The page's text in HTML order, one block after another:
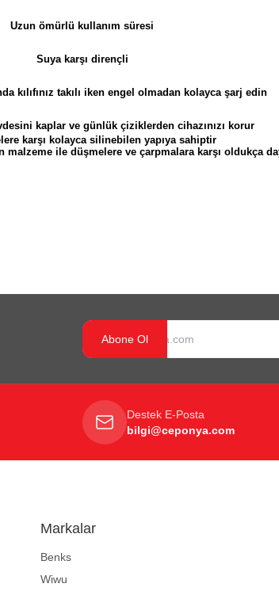
Uzun ömürlü kullanım süresi
Suya karşı dirençli
kılıfınız takılı iken engel olmadan kolayca şarj edin
kaplar ve günlük çiziklerden cihazınızı korur
karşı kolayca silinebilen yapıya sahiptir
malzeme ile düşmelere ve çarpmalara karşı oldukça
Abone Ol
Destek E-Posta
bilgi@ceponya.com
Markalar
Benks
Wiwu